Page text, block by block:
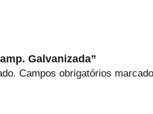
Galvanizada”
Campos obrigatórios